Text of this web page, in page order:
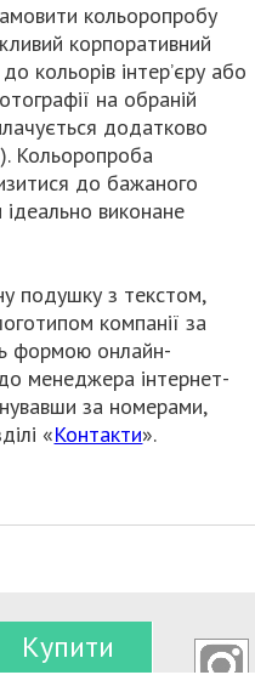
Купити
кольоропробу
корпоративний
кольорів інтер’єру або
на обраній
додатково
Кольоропроба
до бажаного
виконане
подушку з текстом,
компанії за
формою онлайн-
менеджера інтернет-
за номерами,
«Контакти».